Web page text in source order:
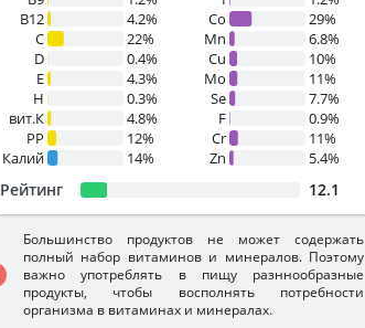
B12
4.2%
C
22%
D
0.4%
E
4.3%
H
0.3%
вит.К
4.8%
PP
12%
Калий
14%
Co
29%
Mn
6.8%
Cu
10%
Mo
11%
Se
7.7%
F
0.9%
Cr
11%
Zn
5.4%
Рейтинг 12.1
Большинство продуктов не может содержать
полный набор витаминов и минералов. Поэтому
важно употреблять в пищу разннообразные
продукты, чтобы восполнять потребности
организма в витаминах и минералах.